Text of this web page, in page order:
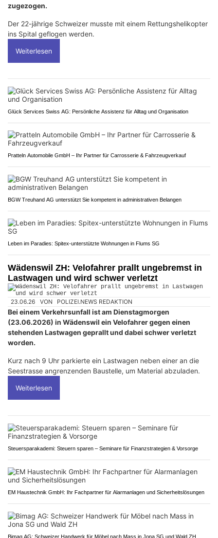
zugezogen.
Der 22-jährige Schweizer musste mit einem Rettungshelikopter
ins Spital geflogen werden.
Weiterlesen
Glück Services Swiss AG: Persönliche Assistenz für Alltag und Organisation
Pratteln Automobile GmbH – Ihr Partner für Carrosserie & Fahrzeugverkauf
BGW Treuhand AG unterstützt Sie kompetent in administrativen Belangen
Leben im Paradies: Spitex-unterstützte Wohnungen in Flums SG
Wädenswil ZH: Velofahrer prallt ungebremst in
Lastwagen und wird schwer verletzt
23.06.26 VON POLIZEI.NEWS REDAKTION
Bei einem Verkehrsunfall ist am Dienstagmorgen
(23.06.2026) in Wädenswil ein Velofahrer gegen einen
stehenden Lastwagen geprallt und dabei schwer verletzt
worden.
Kurz nach 9 Uhr parkierte ein Lastwagen neben einer an die
Seestrasse angrenzenden Baustelle, um Material abzuladen.
Weiterlesen
Steuersparakademi: Steuern sparen – Seminare für Finanzstrategien & Vorsorge
EM Haustechnik GmbH: Ihr Fachpartner für Alarmanlagen und Sicherheitslösungen
Bimag AG: Schweizer Handwerk für Möbel nach Mass in Jona SG und Wald ZH